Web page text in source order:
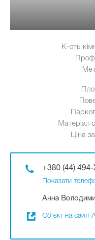
К-сть
Матеріал
Ціна
+380 (44) 494-
Показати
Анна
Об'єкт на сайті